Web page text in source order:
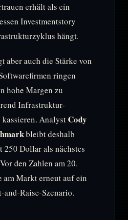
erhält als ein
Investmentstory
hängt.
aber auch die Stärke von
ringen
hohe Margen zu
Infrastruktur-
Analyst Cody
bleibt deshalb
Dollar als nächstes
den Zahlen am 20.
am Markt erneut auf ein
and-Raise-Szenario.